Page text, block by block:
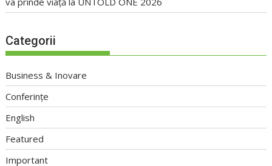
Categorii
Business & Inovare
Conferințe
English
Featured
Important